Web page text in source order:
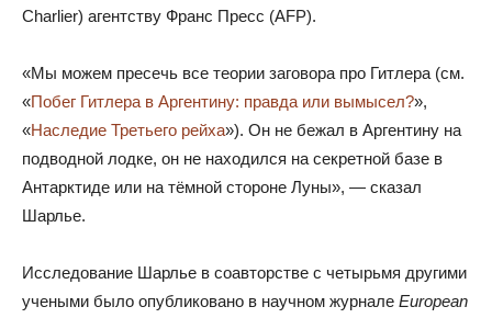
Charlier) агентству Франс Пресс (AFP).
«Мы можем пресечь все теории заговора про Гитлера (см.
«Побег Гитлера в Аргентину: правда или вымысел?»,
«Наследие Третьего рейха»). Он не бежал в Аргентину на
подводной лодке, он не находился на секретной базе в
Антарктиде или на тёмной стороне Луны», — сказал
Шарлье.
Исследование Шарлье в соавторстве с четырьмя другими
учеными было опубликовано в научном журнале European